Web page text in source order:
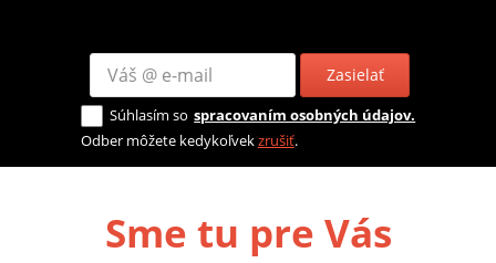
Zasielať
Súhlasím so spracovaním osobných údajov.
Odber môžete kedykoľvekzrušiť.
Sme tu pre Vás